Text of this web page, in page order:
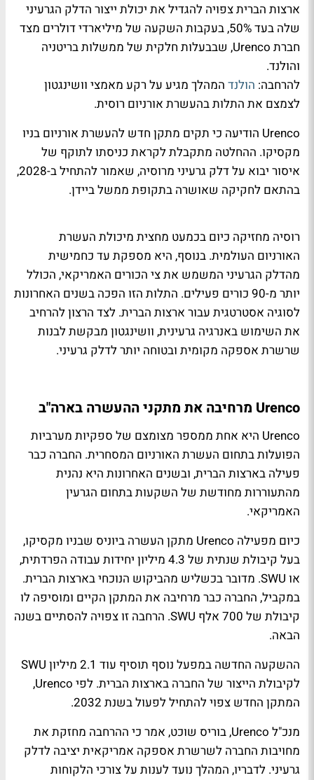
ארצות הברית צפויה להגדיל את יכולת ייצור הדלק הגרעיני
שלה בעד 50%, בעקבות השקעה של מיליארדי דולרים מצד
חברת Urenco, שבבעלות חלקית של ממשלות בריטניה
והולנד.
להרחבה: הולנד המהלך מגיע על רקע מאמצי וושינגטון
לצמצם את התלות בהעשרת אורניום רוסית.
Urenco הודיעה כי תקים מתקן חדש להעשרת אורניום בניו
מקסיקו. ההחלטה מתקבלת לקראת כניסתו לתוקף של
איסור יבוא על דלק גרעיני מרוסיה, שאמור להתחיל ב-2028,
בהתאם לחקיקה שאושרה בתקופת ממשל ביידן.
רוסיה מחזיקה כיום בכמעט מחצית מיכולת העשרת
האורניום העולמית. בנוסף, היא מספקת עד כחמישית
מהדלק הגרעיני המשמש את צי הכורים האמריקאי, הכולל
יותר מ-90 כורים פעילים. התלות הזו הפכה בשנים האחרונות
לסוגיה אסטרטגית עבור ארצות הברית. לצד הרצון להרחיב
את השימוש באנרגיה גרעינית, וושינגטון מבקשת לבנות
שרשרת אספקה מקומית ובטוחה יותר לדלק גרעיני.
Urenco מרחיבה את מתקני ההעשרה בארה"ב
Urenco היא אחת ממספר מצומצם של ספקיות מערביות
הפועלות בתחום העשרת האורניום המסחרית. החברה כבר
פעילה בארצות הברית, ובשנים האחרונות היא נהנית
מהתעוררות מחודשת של השקעות בתחום הגרעין
האמריקאי.
כיום מפעילה Urenco מתקן העשרה ביוניס שבניו מקסיקו,
בעל קיבולת שנתית של 4.3 מיליון יחידות עבודה הפרדתית,
או SWU. מדובר בכשליש מהביקוש הנוכחי בארצות הברית.
במקביל, החברה כבר מרחיבה את המתקן הקיים ומוסיפה לו
קיבולת של 700 אלף SWU. הרחבה זו צפויה להסתיים בשנה
הבאה.
ההשקעה החדשה במפעל נוסף תוסיף עוד 2.1 מיליון SWU
לקיבולת הייצור של החברה בארצות הברית. לפי Urenco,
המתקן החדש צפוי להתחיל לפעול בשנת 2032.
מנכ"ל Urenco, בוריס שוכט, אמר כי ההרחבה מחזקת את
מחויבות החברה לשרשרת אספקה אמריקאית יציבה לדלק
גרעיני. לדבריו, המהלך נועד לענות על צורכי הלקוחות